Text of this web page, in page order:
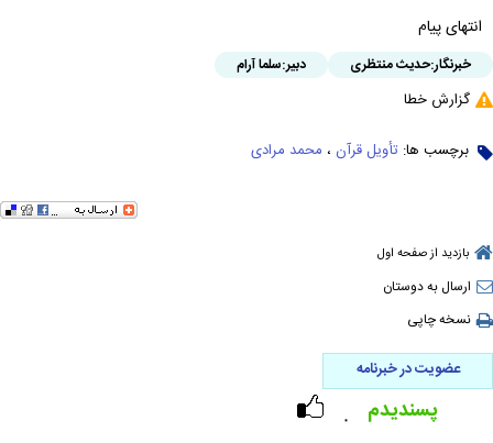
انتهای پیام
خبرنگار:حدیث منتظری دبیر:سلما آرام
گزارش خطا
برچسب ها: تأویل قرآن ، محمد مرادی
بازدید از صفحه اول
ارسال به دوستان
نسخه چاپی
عضویت در خبرنامه
۰ پسندیدم